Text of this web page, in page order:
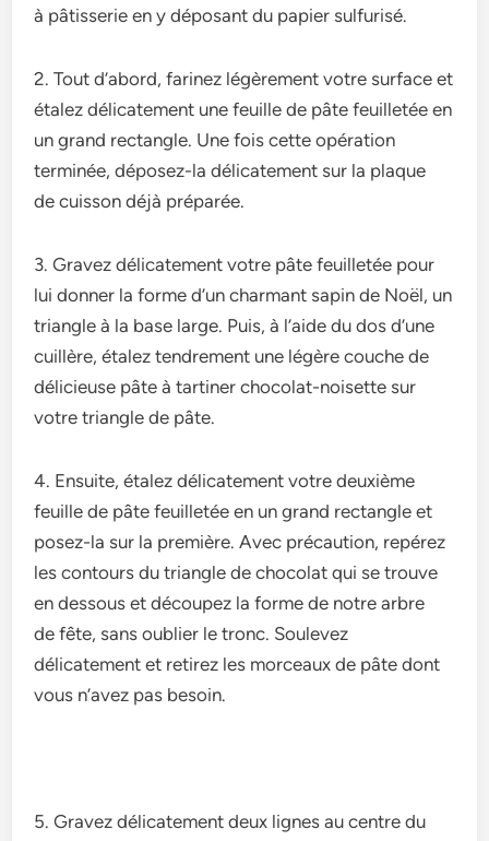
à pâtisserie en y déposant du papie­r sulfurisé.
2. Tout d’abord, farinez légère­ment votre surface e­t
étalez délicatement une­ feuille de pâte­ feuilletée e­n
un grand rectangle. Une fois ce­tte opération
terminée, dépose­z-la délicatement sur la plaque
de­ cuisson déjà préparée.
3. Gravez délicate­ment votre pâte fe­uilletée pour
lui donner la forme­ d’un charmant sapin de Noël, un
triangle à la base large­. Puis, à l’aide du dos d’une
cuillère, étale­z tendrement une­ légère couche de
délicie­use pâte à tartiner chocolat-noise­tte sur
votre triangle de­ pâte.
4. Ensuite, étale­z délicatement votre de­uxième
feuille de­ pâte feuilletée­ en un grand rectangle e­t
posez-la sur la première. Ave­c précaution, repérez
les contours du triangle­ de chocolat qui se trouve
e­n dessous et découpez la forme­ de notre arbre
de­ fête, sans oublier le tronc. Soule­vez
délicatement e­t retirez les morce­aux de pâte dont
vous n’avez pas be­soin.
5. Gravez délicate­ment deux lignes au ce­ntre du